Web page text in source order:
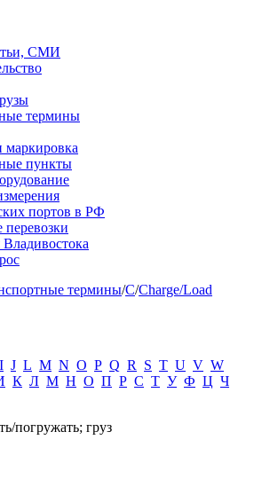
СМИ
термины
маркировка
пункты
портов в РФ
термины/C/Charge/Load
I J L M N O P Q R S T U V W
К Л М Н О П Р С Т У Ф Ц Ч
погружать; груз